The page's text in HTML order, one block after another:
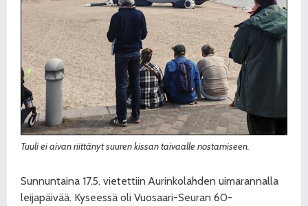
Tuuli ei aivan riittänyt suuren kissan taivaalle nostamiseen.
Sunnuntaina 17.5. vietettiin Aurinkolahden uimarannalla
leijapäivää. Kyseessä oli Vuosaari-Seuran 60-